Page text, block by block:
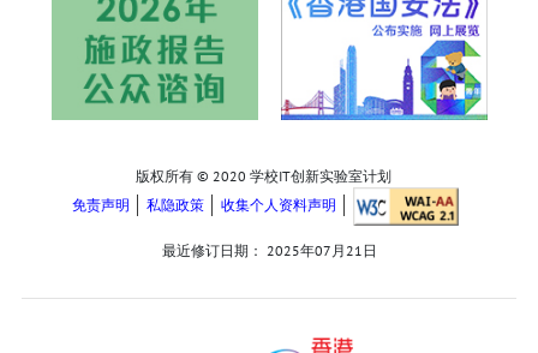
版权所有 © 2020 学校IT创新实验室计划
免责声明
私隐政策 收集个人资料声明
最近修订日期： 2025年07月21日